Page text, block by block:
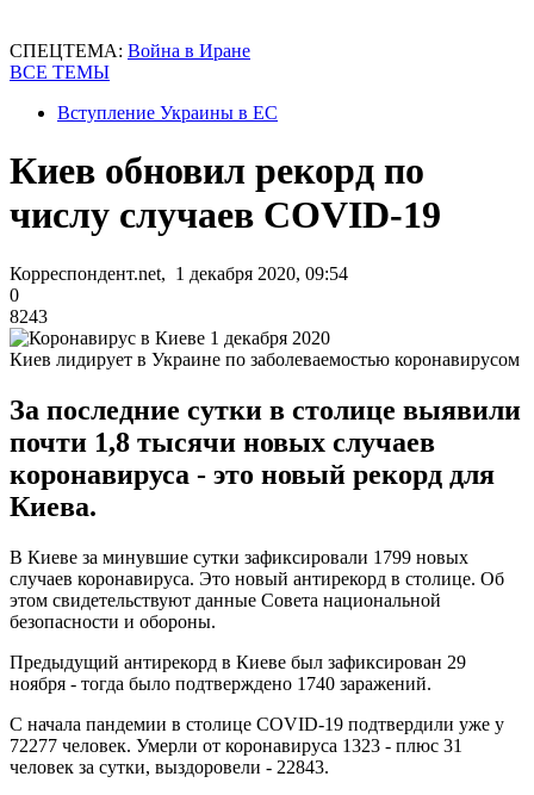
СПЕЦТЕМА: Война в Иране
ВСЕ ТЕМЫ
Вступление Украины в ЕС
Киев обновил рекорд по
числу случаев COVID-19
Корреспондент.net, 1 декабря 2020, 09:54
0
8243
Киев лидирует в Украине по заболеваемостью коронавирусом
За последние сутки в столице выявили
почти 1,8 тысячи новых случаев
коронавируса - это новый рекорд для
Киева.
В Киеве за минувшие сутки зафиксировали 1799 новых
случаев коронавируса. Это новый антирекорд в столице. Об
этом свидетельствуют данные Совета национальной
безопасности и обороны.
Предыдущий антирекорд в Киеве был зафиксирован 29
ноября - тогда было подтверждено 1740 заражений.
С начала пандемии в столице COVID-19 подтвердили уже у
72277 человек. Умерли от коронавируса 1323 - плюс 31
человек за сутки, выздоровели - 22843.